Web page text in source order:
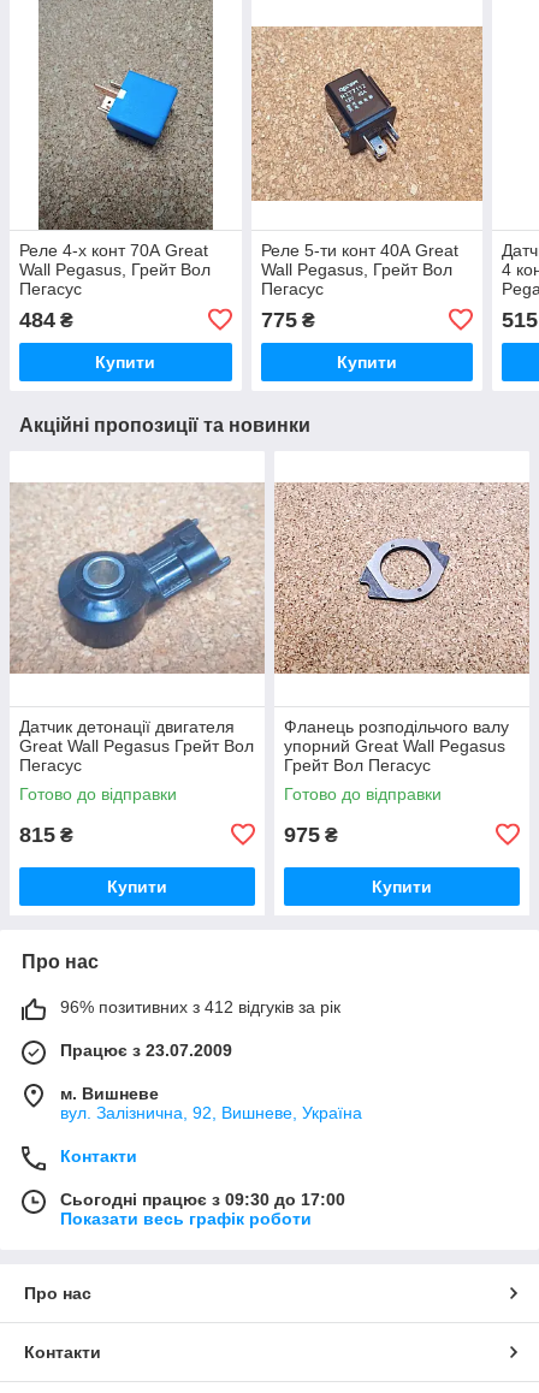
Реле 4-х конт 70А Great
Wall Pegasus, Грейт Вол
Пегасус
484 ₴
Купити
Реле 5-ти конт 40А Great
Wall Pegasus, Грейт Вол
Пегасус
775₴
Купити
4
515
Акційні пропозиції та новинки
Датчик детонації двигателя
Great Wall Pegasus Грейт Вол
Пегасус
Готово до відправки
815 ₴
Купити
Фланець розподільчого валу
упорний Great Wall Pegasus
Грейт Вол Пегасус
Готово до відправки
975 ₴
Купити
Про нас
96% позитивних з 412 відгуків за рік
Працює з 23.07.2009
м. Вишневе
вул. Залізнична, 92, Вишневе, Україна
Контакти
Сьогодні працює з 09:30 до 17:00
Показати весь графік роботи
Про нас
Контакти